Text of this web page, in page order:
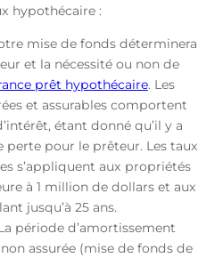
hypothécaire :
mise de fonds déterminera
et la nécessité ou non de
prêt hypothécaire. Les
et assurables comportent
étant donné qu’il y a
perte pour le prêteur. Les taux
s’appliquent aux propriétés
à 1 million de dollars et aux
jusqu’à 25 ans.
période d’amortissement
assurée (mise de fonds de